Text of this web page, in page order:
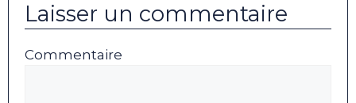
Laisser un commentaire
Commentaire